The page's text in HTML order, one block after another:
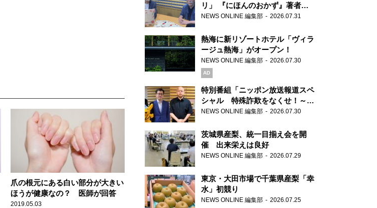
爪の根元にある白い部分が大きい
ほうが健康なの？ 医師が回答
2019.05.03
リ」 『にほんのおかず』著者が
見つけた家庭料理の知恵
NEWS ONLINE 編集部 2026.07.31
熱海に新リゾートホテル「ヴィラ
ージュ熱海」がオープン！
NEWS ONLINE 編集部 2026.07.30
AD
特別番組「ニッポン放送報道スペ
シャル 特殊詐欺をなくせ！～被
害者・加害者・警視庁が語るトク
NEWS ONLINE 編集部 2026.07.30
茨城県産梨、統一目揃え会を開
催 出来栄えは良好
NEWS ONLINE 編集部 2026.07.29
東京・大田市場で千葉県産梨「幸
水」初競り
NEWS ONLINE 編集部 2026.07.25